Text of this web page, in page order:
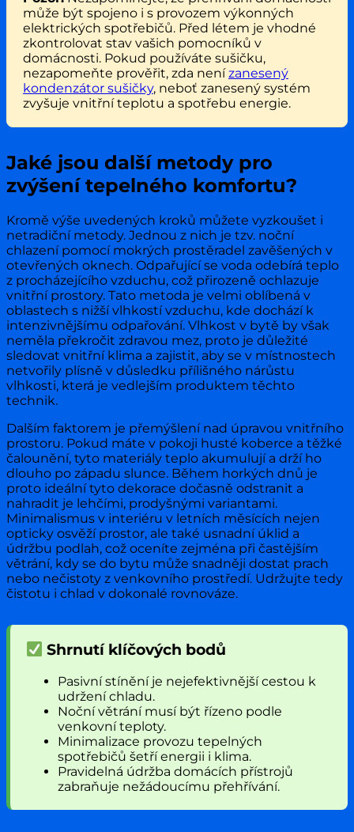
může být spojeno i s provozem výkonných
elektrických spotřebičů. Před létem je vhodné
zkontrolovat stav vašich pomocníků v
domácnosti. Pokud používáte sušičku,
nezapomeňte prověřit, zda nenízanesený
kondenzátor sušičky, neboť zanesený systém
zvyšuje vnitřní teplotu a spotřebu energie.
Jaké jsou další metody pro
zvýšení tepelného komfortu?
Kromě výše uvedených kroků můžete vyzkoušet i
netradiční metody. Jednou z nich je tzv. noční
chlazení pomocí mokrých prostěradel zavěšených v
otevřených oknech. Odpařující se voda odebírá teplo
z procházejícího vzduchu, což přirozeně ochlazuje
vnitřní prostory. Tato metoda je velmi oblíbená v
oblastech s nižší vlhkostí vzduchu, kde dochází k
intenzivnějšímu odpařování. Vlhkost v bytě by však
neměla překročit zdravou mez, proto je důležité
sledovat vnitřní klima a zajistit, aby se v místnostech
netvořily plísně v důsledku přílišného nárůstu
vlhkosti, která je vedlejším produktem těchto
technik.
Dalším faktorem je přemýšlení nad úpravou vnitřního
prostoru. Pokud máte v pokoji husté koberce a těžké
čalounění, tyto materiály teplo akumulují a drží ho
dlouho po západu slunce. Během horkých dnů je
proto ideální tyto dekorace dočasně odstranit a
nahradit je lehčími, prodyšnými variantami.
Minimalismus v interiéru v letních měsících nejen
opticky osvěží prostor, ale také usnadní úklid a
údržbu podlah, což oceníte zejména při častějším
větrání, kdy se do bytu může snadněji dostat prach
nebo nečistoty z venkovního prostředí. Udržujte tedy
čistotu i chlad v dokonalé rovnováze.
Shrnutí klíčových bodů
Pasivní stínění je nejefektivnější cestou k
udržení chladu.
Noční větrání musí být řízeno podle
venkovní teploty.
Minimalizace provozu tepelných
spotřebičů šetří energii i klima.
Pravidelná údržba domácích přístrojů
zabraňuje nežádoucímu přehřívání.